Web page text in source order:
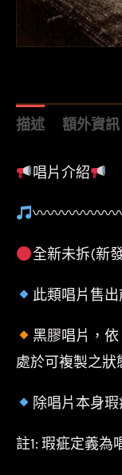
描述 額外資訊
唱片介紹
〰〰〰〰〰
全新未拆(新
此類唱片售
黑膠唱片，
處於可複製之狀
除唱片本身
註1: 瑕疵定義為